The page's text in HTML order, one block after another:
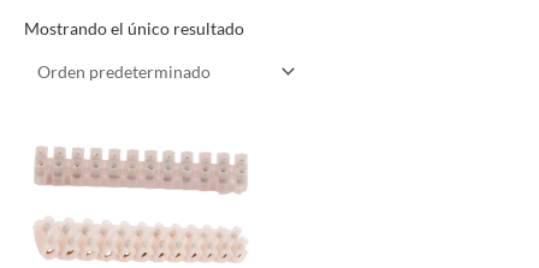
Mostrando el único resultado
producto
tiene
múltiples
variantes.